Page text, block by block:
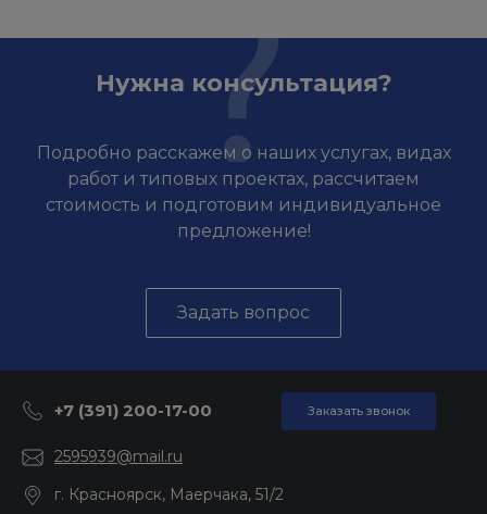
Нужна консультация?
Подробно расскажем о наших услугах, видах
работ и типовых проектах, рассчитаем
стоимость и подготовим индивидуальное
предложение!
Задать вопрос
+7 (391) 200-17-00 Заказать звонок
2595939@mail.ru
г. Красноярск, Маерчака, 51/2